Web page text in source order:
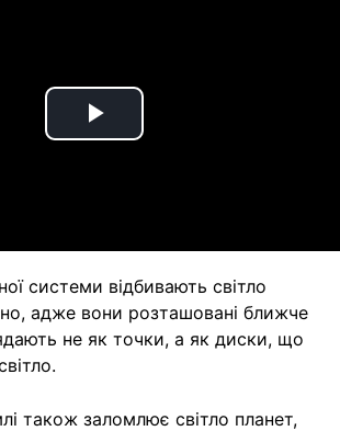
Play
системи відбивають світло
адже вони розташовані ближче
не як точки, а як диски, що
також заломлює світло планет,